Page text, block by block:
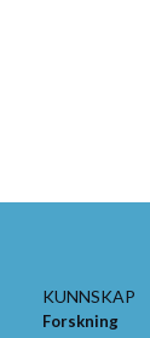
KUNNSKAP
Forskning